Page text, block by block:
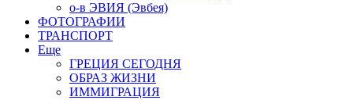
о-в ЭВИЯ (Эвбея)
ФОТОГРАФИИ
ТРАНСПОРТ
Еще
ГРЕЦИЯ СЕГОДНЯ
ОБРАЗ ЖИЗНИ
ИММИГРАЦИЯ